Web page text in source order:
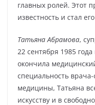
главных ролей. Этот
известность и стал
Татьяна Абрамова,
22 сентября 1985
окончила
специальность
медицины, Татьяна
искусству и в